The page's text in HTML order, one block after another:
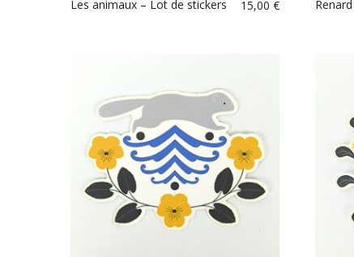
Les animaux – Lot de stickers 15,00 €